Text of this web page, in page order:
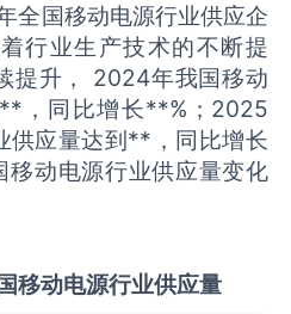
全国移动电源行业供应企
行业生产技术的不断提
提升， 2024年我国移动
，同比增长**%；2025
供应量达到**，同比增长
动电源行业供应量变化
移动电源行业供应量